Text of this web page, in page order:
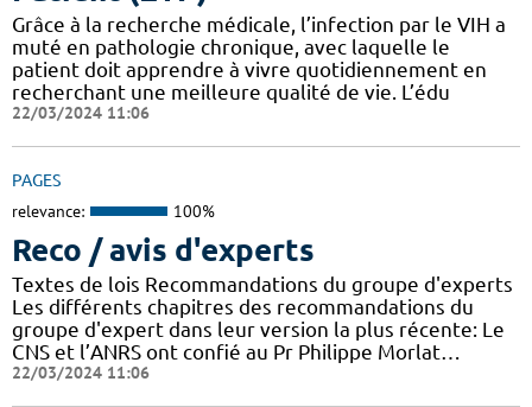
Grâce à la recherche médicale, l’infection par le VIH a
muté en pathologie chronique, avec laquelle le
patient doit apprendre à vivre quotidiennement en
recherchant une meilleure qualité de vie. L’édu
22/03/2024 11:06
PAGES
relevance: 100%
Reco / avis d'experts
Textes de lois Recommandations du groupe d'experts
Les différents chapitres des recommandations du
groupe d'expert dans leur version la plus récente: Le
CNS et l’ANRS ont confié au Pr Philippe Morlat…
22/03/2024 11:06